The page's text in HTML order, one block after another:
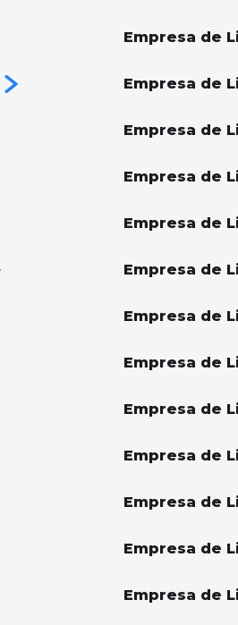
Empresa de
Empresa de
Empresa de
Empresa de
Empresa de
Empresa de
Empresa de
Empresa de
Empresa de
Empresa de
Empresa de
Empresa de
Empresa de